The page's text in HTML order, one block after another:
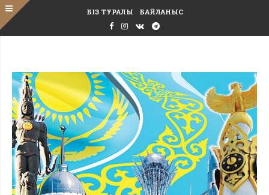
БІЗ ТУРАЛЫ БАЙЛАНЫС